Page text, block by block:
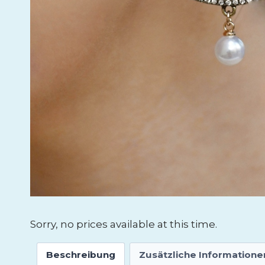
Sorry, no prices available at this time.
Beschreibung Zusätzliche